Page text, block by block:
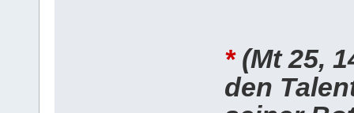
* (Mt 25,
den